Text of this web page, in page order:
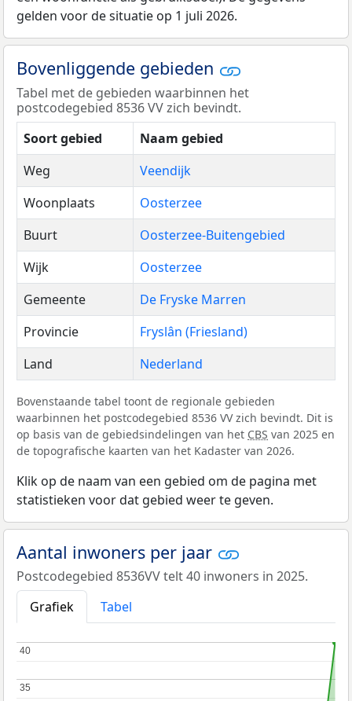
gelden voor de situatie op 1 juli 2026.
Bovenliggende gebieden
Tabel met de gebieden waarbinnen het
postcodegebied 8536 VV zich bevindt.
Soort gebied
Naam gebied
Weg
Veendijk
Woonplaats
Oosterzee
Buurt
Oosterzee-Buitengebied
Wijk
Oosterzee
Gemeente
De Fryske Marren
Provincie
Fryslân (Friesland)
Land
Nederland
Bovenstaande tabel toont de regionale gebieden
waarbinnen het postcodegebied 8536 VV zich bevindt. Dit is
op basis van de gebiedsindelingen van het CBS van 2025 en
de topografische kaarten van het Kadaster van 2026.
Klik op de naam van een gebied om de pagina met
statistieken voor dat gebied weer te geven.
Aantal inwoners per jaar
Postcodegebied 8536VV telt 40 inwoners in 2025.
Grafiek
Tabel
35
35
40
40